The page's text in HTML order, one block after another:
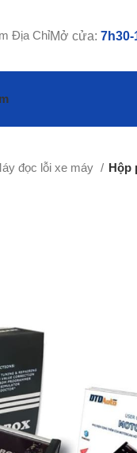
Địa ChỉMở cửa: 7h30-
đọc lỗi xe máy Hộp